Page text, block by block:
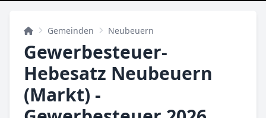
Gemeinden Neubeuern
Gewerbesteuer-
Hebesatz Neubeuern
(Markt) -